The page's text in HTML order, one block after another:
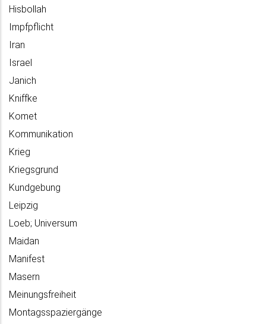
Hisbollah
Impfpflicht
Iran
Israel
Janich
Kniffke
Komet
Kommunikation
Krieg
Kriegsgrund
Kundgebung
Leipzig
Loeb; Universum
Maidan
Manifest
Masern
Meinungsfreiheit
Montagsspaziergänge